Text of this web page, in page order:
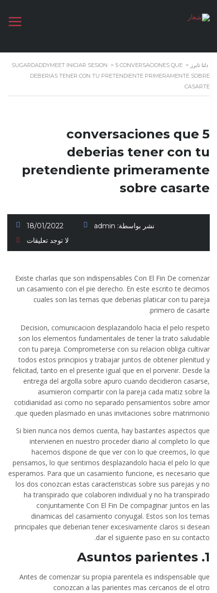
دلتا تايرز >
SUGARDADDYMEET INICIAR SESION > 5 CONVERSACIONES QUE
DEBERIAS TENER CON TU PRETENDIENTE PRIMERAMENTE SOBRE
CASARTE
5 conversaciones que
deberias tener con tu
pretendiente primeramente
sobre casarte
18/01/2022 نشر بواسطة: admin
لا توجد تعليقات
Existe charlas que son indispensables Con El Fin De comenzar
un casamiento con el pie derecho. En este escrito te decimos
cuales son las temas que deberias platicar con tu pareja
primero de casarte.
Decision, comunicacion desplazandolo hacia el pelo respeto
son los elementos fundamentales de tener la trato saludable
con tu pareja. Comprometerse con su relacion obliga cultivar
todos estos principios y trabajar juntos de obtener plenitud y
felicitad, tanto en el presente igual que en el porvenir. Desde la
entrega del argolla sobre apuro cuando decidieron casarse,
asumieron compartir con la pareja cada matiz sobre la
cotidianidad asi­ como no separado pensamientos sobre amor
que queden plasmado en unas invitaciones sobre matrimonio.
Si bien nunca nos demos cuenta, hay bastantes aspectos que
intervienen en nuestro proceder diario al completo lo que
hacemos dispone de que ver con lo que creemos, lo que
pensamos, lo que sentimos desplazandolo hacia el pelo lo que
esperamos. Para que un casamiento funcione, es necesario que
los dos conozcan estas caracteristicas sobre sus parejas y no
ha transpirado que colaboren individual y no ha transpirado
conjuntamente Con El Fin De compaginar juntos en las
dinamicas del casamiento conyugal. Estos son los temas
principales que deberi­an tener excesivamente claros si desean
dar el siguiente paso en su contacto.
1. Asuntos parientes
Antes de comenzar su propia parentela es indispensable que
conozcan a las parientes mas cercanos de el otro